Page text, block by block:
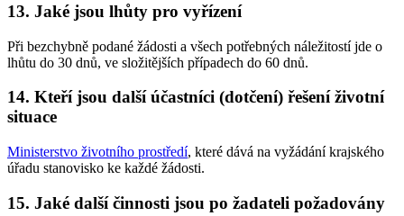
13. Jaké jsou lhůty pro vyřízení
Při bezchybně podané žádosti a všech potřebných náležitostí jde o
lhůtu do 30 dnů, ve složitějších případech do 60 dnů.
14. Kteří jsou další účastníci (dotčení) řešení životní
situace
Ministerstvo životního prostředí, které dává na vyžádání krajského
úřadu stanovisko ke každé žádosti.
15. Jaké další činnosti jsou po žadateli požadovány